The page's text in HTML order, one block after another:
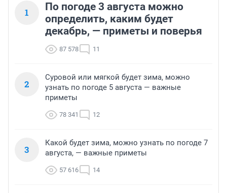
1
По погоде 3 августа можно
определить, каким будет
декабрь, — приметы и поверья
87 578 11
2
Суровой или мягкой будет зима, можно
узнать по погоде 5 августа — важные
приметы
78 341 12
3
Какой будет зима, можно узнать по погоде 7
августа, — важные приметы
57 616 14